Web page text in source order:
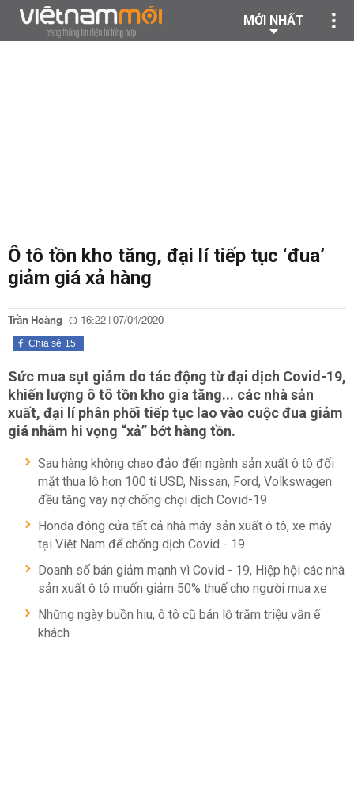
MỚI NHẤT
Ô tô tồn kho tăng, đại lí tiếp tục ‘đua’
giảm giá xả hàng
Trần Hoàng 16:22 | 07/04/2020
15
Chia sẻ
Sức mua sụt giảm do tác động từ đại dịch Covid-19,
khiến lượng ô tô tồn kho gia tăng... các nhà sản
xuất, đại lí phân phối tiếp tục lao vào cuộc đua giảm
giá nhằm hi vọng “xả” bớt hàng tồn.
Sau hàng không chao đảo đến ngành sản xuất ô tô đối
mặt thua lỗ hơn 100 tỉ USD, Nissan, Ford, Volkswagen
đều tăng vay nợ chống chọi dịch Covid-19
Honda đóng cửa tất cả nhà máy sản xuất ô tô, xe máy
tại Việt Nam để chống dịch Covid - 19
Doanh số bán giảm mạnh vì Covid - 19, Hiệp hội các nhà
sản xuất ô tô muốn giảm 50% thuế cho người mua xe
Những ngày buồn hiu, ô tô cũ bán lỗ trăm triệu vẫn ế
khách